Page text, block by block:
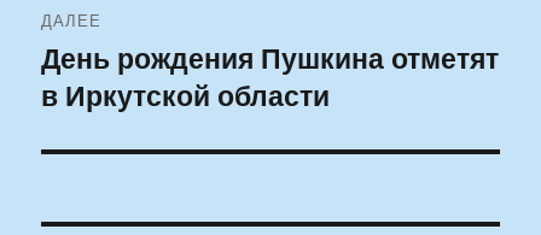
ДАЛЕЕ
Следующая
запись:
День рождения Пушкина отметят
в Иркутской области